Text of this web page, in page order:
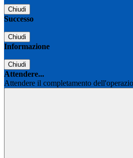
Chiudi
Successo
Chiudi
Informazione
Chiudi
Attendere...
Attendere il completamento